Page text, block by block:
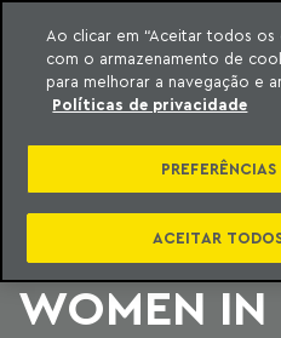
o conteúdo
Machado Meyer
SÓCIA DO
MEYER É
NO
WOMEN IN
Ao clicar em “Aceitar todos
com o armazenamento de
para melhorar a navegação e
Políticas de privacidade
ACEITAR